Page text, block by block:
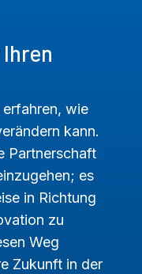
erfahren, wie
kann.
Partnerschaft
es
in Richtung
zu
Weg
Zukunft in der